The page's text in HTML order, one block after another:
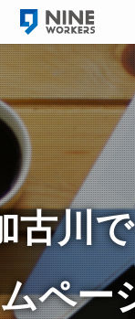
古川で
ペー